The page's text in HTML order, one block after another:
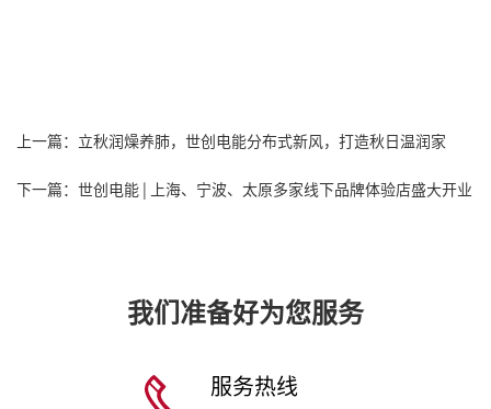
上一篇：立秋润燥养肺，世创电能分布式新风，打造秋日温润家
下一篇：世创电能 | 上海、宁波、太原多家线下品牌体验店盛大开业
我们准备好为您服务
服务热线